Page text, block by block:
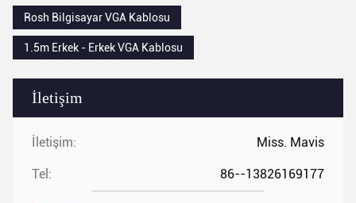
İletişim
İletişim: Miss. Mavis
Tel: 86--13826169177
Rosh Bilgisayar VGA Kablosu
1.5m Erkek - Erkek VGA Kablosu